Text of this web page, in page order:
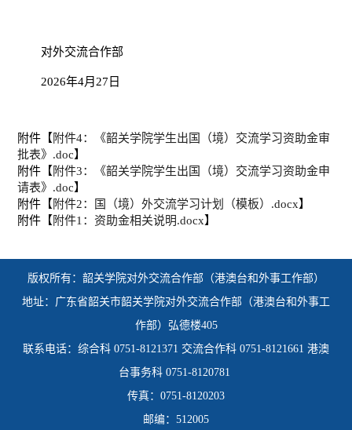
对外交流合作部
2026年4月27 日
附件【附件4：《韶关学院学生出国（境）交流学习资助金审
批表》.doc】
附件【附件3：《韶关学院学生出国（境）交流学习资助金申
请表》.doc】
附件【附件2：国（境）外交流学习计划（模板）.docx】
附件【附件1：资助金相关说明.docx】
版权所有：韶关学院对外交流合作部（港澳台和外事工作部）
地址：广东省韶关市韶关学院对外交流合作部（港澳台和外事工
作部）弘德楼405
联系电话：综合科 0751-8121371 交流合作科 0751-8121661 港澳
台事务科 0751-8120781
传真：0751-8120203
邮编： 512005